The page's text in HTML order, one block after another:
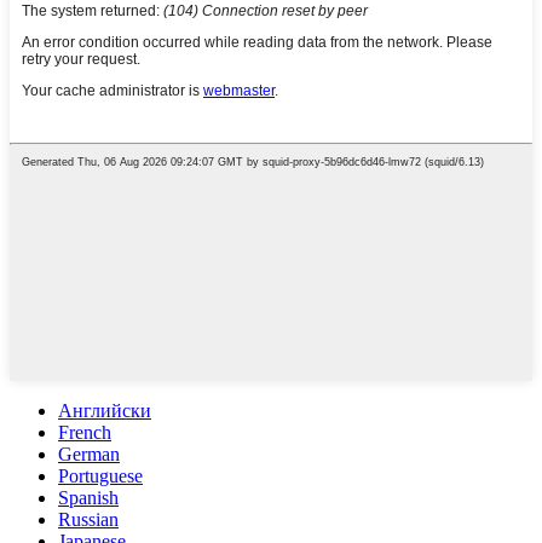
Английски
French
German
Portuguese
Spanish
Russian